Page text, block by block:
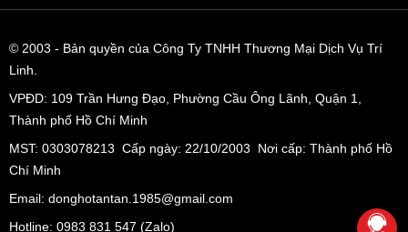
© 2003 - Bản quyền của Công Ty TNHH Thương Mại Dịch Vụ Trí
Linh.
VPĐD: 109 Trần Hưng Đạo, Phường Cầu Ông Lãnh, Quận 1,
Thành phố Hồ Chí Minh
MST: 0303078213 Cấp ngày: 22/10/2003 Nơi cấp: Thành phố Hồ
Chí Minh
Email: donghotantan.1985@gmail.com
Hotline: 0983 831 547 (Zalo)